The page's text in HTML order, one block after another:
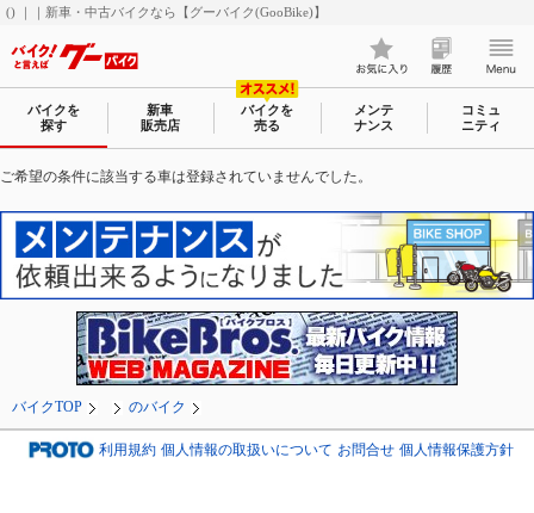
() ｜｜新車・中古バイクなら【グーバイク(GooBike)】
バイクを
探す
新車
販売店
バイクを
売る
メンテ
ナンス
コミュ
ニティ
ご希望の条件に該当する車は登録されていませんでした。
バイクTOP のバイク
利用規約 個人情報の取扱いについて お問合せ 個人情報保護方針